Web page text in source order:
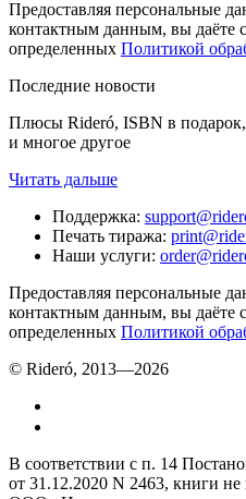
Предоставляя персональные
контактным данным, вы даёте
определенных Политикой
Последние новости
Плюсы Rideró, ISBN в
и многое другое
Читать дальше
Поддержка:
Печать тиража:
Наши услуги:
Предоставляя персональные
контактным данным, вы даёте
определенных Политикой
© Rideró, 2013—2026
В соответствии с п. 14
от 31.12.2020 N 2463, книги